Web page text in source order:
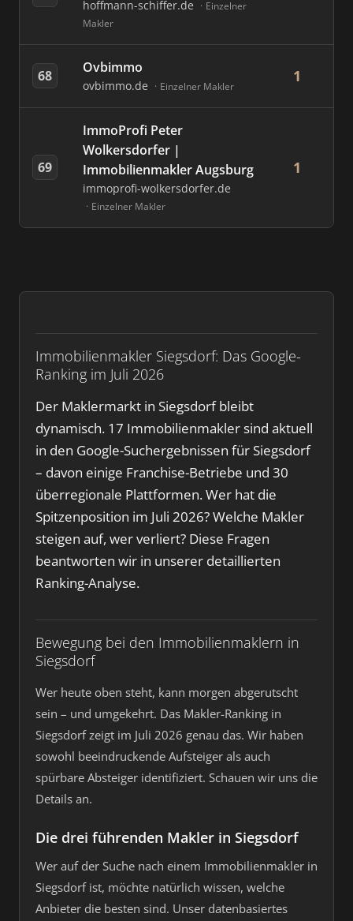
Immobilienmakler Siegsdorf: Das Google-
Ranking im Juli 2026
Der Maklermarkt in Siegsdorf bleibt
dynamisch. 17 Immobilienmakler sind aktuell
in den Google-Suchergebnissen für Siegsdorf
– davon einige Franchise-Betriebe und 30
überregionale Plattformen. Wer hat die
Spitzenposition im Juli 2026? Welche Makler
steigen auf, wer verliert? Diese Fragen
beantworten wir in unserer detaillierten
Ranking-Analyse.
Bewegung bei den Immobilienmaklern in
Siegsdorf
Wer heute oben steht, kann morgen abgerutscht
sein – und umgekehrt. Das Makler-Ranking in
Siegsdorf zeigt im Juli 2026 genau das. Wir haben
sowohl beeindruckende Aufsteiger als auch
spürbare Absteiger identifiziert. Schauen wir uns die
Details an.
Die drei führenden Makler in Siegsdorf
Wer auf der Suche nach einem Immobilienmakler in
Siegsdorf ist, möchte natürlich wissen, welche
Anbieter die besten sind. Unser datenbasiertes
hoffmann-schiffer.de
Einzelner
Makler
68 Ovbimmo
ovbimmo.de Einzelner Makler
1
69
ImmoProfi Peter
Wolkersdorfer |
Immobilienmakler Augsburg
immoprofi-wolkersdorfer.de
Einzelner Makler
1